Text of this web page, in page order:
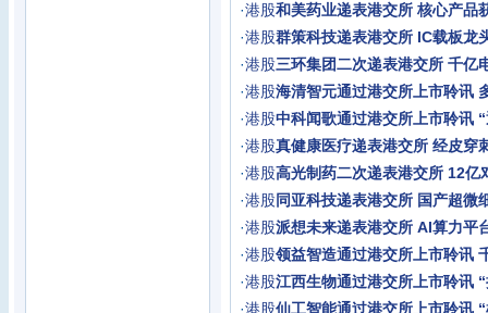
·港股和美药业递表港交所 核心产品
·港股群策科技递表港交所 IC载板龙
·港股三环集团二次递表港交所 千亿
·港股海清智元通过港交所上市聆讯
·港股中科闻歌通过港交所上市聆讯
·港股真健康医疗递表港交所 经皮穿
·港股高光制药二次递表港交所 12亿
·港股同亚科技递表港交所 国产超微
·港股派想未来递表港交所 AI算力平
·港股领益智造通过港交所上市聆讯
·港股江西生物通过港交所上市聆讯
·港股仙工智能通过港交所上市聆讯